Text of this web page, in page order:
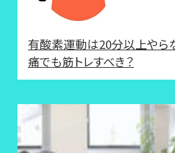
有酸素運動は20分以上やら
痛でも筋トレすべき？